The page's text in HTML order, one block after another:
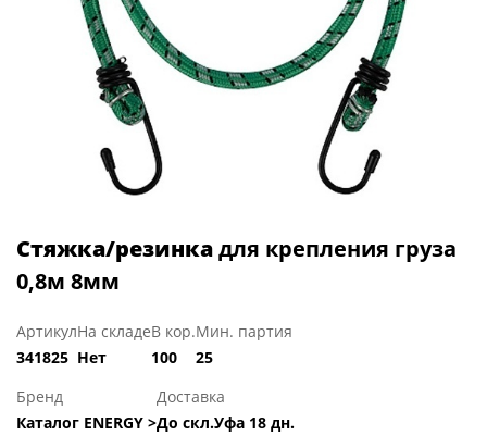
Стяжка/резинкадля крепления груза
0,8м 8мм
Артикул
341825
На складе
Нет
В кор.
100
Мин. партия
25
Бренд
Каталог ENERGY >
Доставка
До скл.Уфа 18 дн.